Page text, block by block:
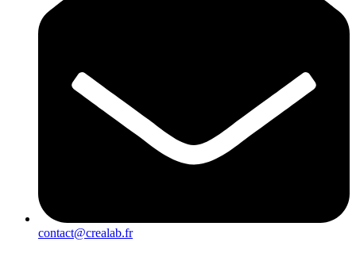
contact@crealab.fr